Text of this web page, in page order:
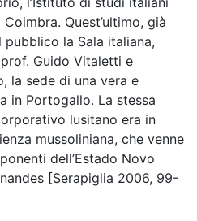
Quest’ultimo, già
la Sala italiana,
Guido Vitaletti e
la sede di una vera e
in Portogallo. La stessa
lusitano era in
mussoliniana, che venne
dell’Estado Novo
[Serapiglia 2006, 99-